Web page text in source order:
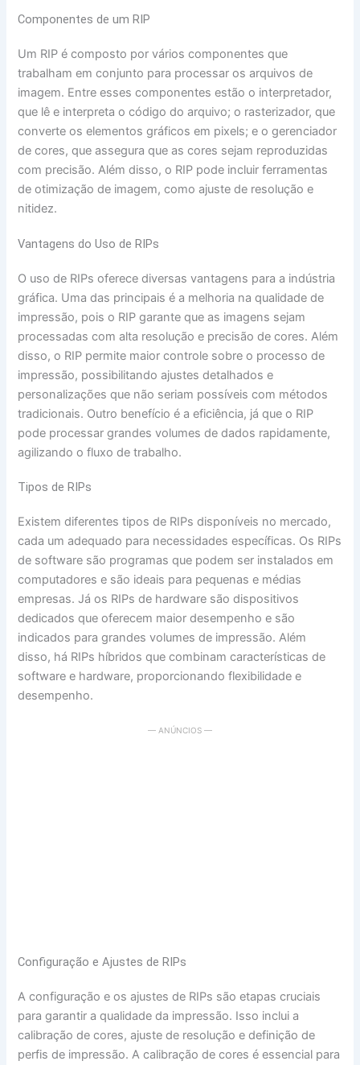
Componentes de um RIP
Um RIP é composto por vários componentes que
trabalham em conjunto para processar os arquivos de
imagem. Entre esses componentes estão o interpretador,
que lê e interpreta o código do arquivo; o rasterizador, que
converte os elementos gráficos em pixels; e o gerenciador
de cores, que assegura que as cores sejam reproduzidas
com precisão. Além disso, o RIP pode incluir ferramentas
de otimização de imagem, como ajuste de resolução e
nitidez.
Vantagens do Uso de RIPs
O uso de RIPs oferece diversas vantagens para a indústria
gráfica. Uma das principais é a melhoria na qualidade de
impressão, pois o RIP garante que as imagens sejam
processadas com alta resolução e precisão de cores. Além
disso, o RIP permite maior controle sobre o processo de
impressão, possibilitando ajustes detalhados e
personalizações que não seriam possíveis com métodos
tradicionais. Outro benefício é a eficiência, já que o RIP
pode processar grandes volumes de dados rapidamente,
agilizando o fluxo de trabalho.
Tipos de RIPs
Existem diferentes tipos de RIPs disponíveis no mercado,
cada um adequado para necessidades específicas. Os RIPs
de software são programas que podem ser instalados em
computadores e são ideais para pequenas e médias
empresas. Já os RIPs de hardware são dispositivos
dedicados que oferecem maior desempenho e são
indicados para grandes volumes de impressão. Além
disso, há RIPs híbridos que combinam características de
software e hardware, proporcionando flexibilidade e
desempenho.
— ANÚNCIOS —
Configuração e Ajustes de RIPs
A configuração e os ajustes de RIPs são etapas cruciais
para garantir a qualidade da impressão. Isso inclui a
calibração de cores, ajuste de resolução e definição de
perfis de impressão. A calibração de cores é essencial para